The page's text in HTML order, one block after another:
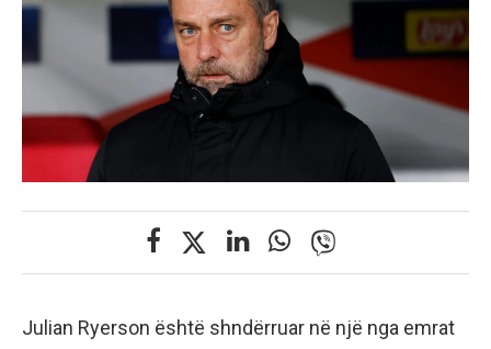
Julian Ryerson është shndërruar në një nga emrat